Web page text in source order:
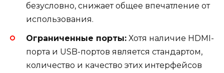
безусловно, снижает общее впечатление от
использования.
Ограниченные порты: Хотя наличие HDMI-
порта и USB-портов является стандартом,
количество и качество этих интерфейсов